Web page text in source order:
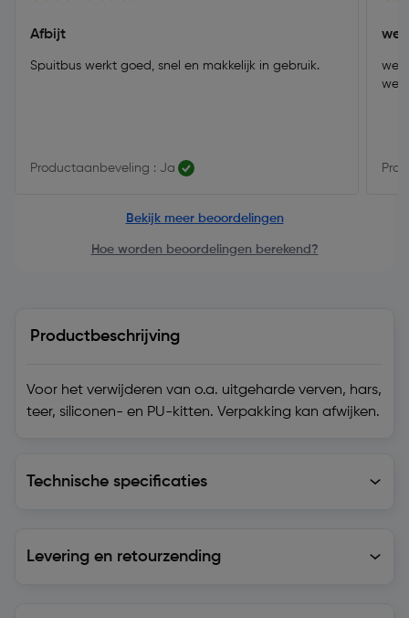
Afbijt
Spuitbus werkt goed, snel en makkelijk in gebruik.
Productaanbeveling : Ja
wel
Bekijk meer beoordelingen
Hoe worden beoordelingen berekend?
Productbeschrijving
Voor het verwijderen van o.a. uitgeharde verven, hars,
teer, siliconen- en PU-kitten. Verpakking kan afwijken.
Technische specificaties
Levering en retourzending